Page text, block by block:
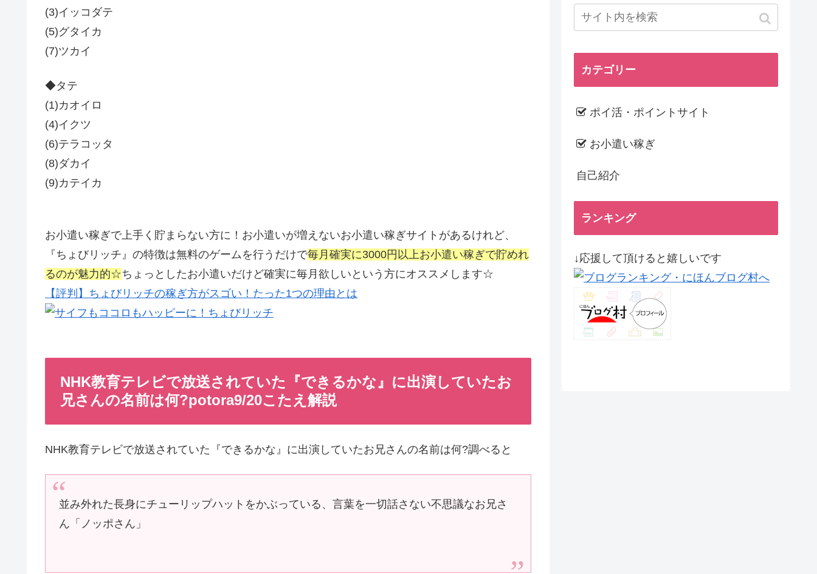
(3)イッコダテ
(5)グタイカ
(7)ツカイ
◆タテ
(1)カオイロ
(4)イクツ
(6)テラコッタ
(8)ダカイ
(9)カテイカ
お小遣い稼ぎで上手く貯まらない方に！お小遣いが増えないお小遣い稼ぎサイトがあるけれど、
『ちょびリッチ』の特徴は無料のゲームを行うだけで毎月確実に3000円以上お小遣い稼ぎで貯めれ
るのが魅力的☆ちょっとしたお小遣いだけど確実に毎月欲しいという方にオススメします☆
【評判】ちょびリッチの稼ぎ方がスゴい！たった1つの理由とは
NHK教育テレビで放送されていた『できるかな』に出演していたお
兄さんの名前は何?potora9/20こたえ解説
NHK教育テレビで放送されていた『できるかな』に出演していたお兄さんの名前は何?調べると
並み外れた長身にチューリップハットをかぶっている、言葉を一切話さない不思議なお兄さ
ん「ノッポさん」
カテゴリー
ポイ活・ポイントサイト
お小遣い稼ぎ
自己紹介
ランキング
↓応援して頂けると嬉しいです